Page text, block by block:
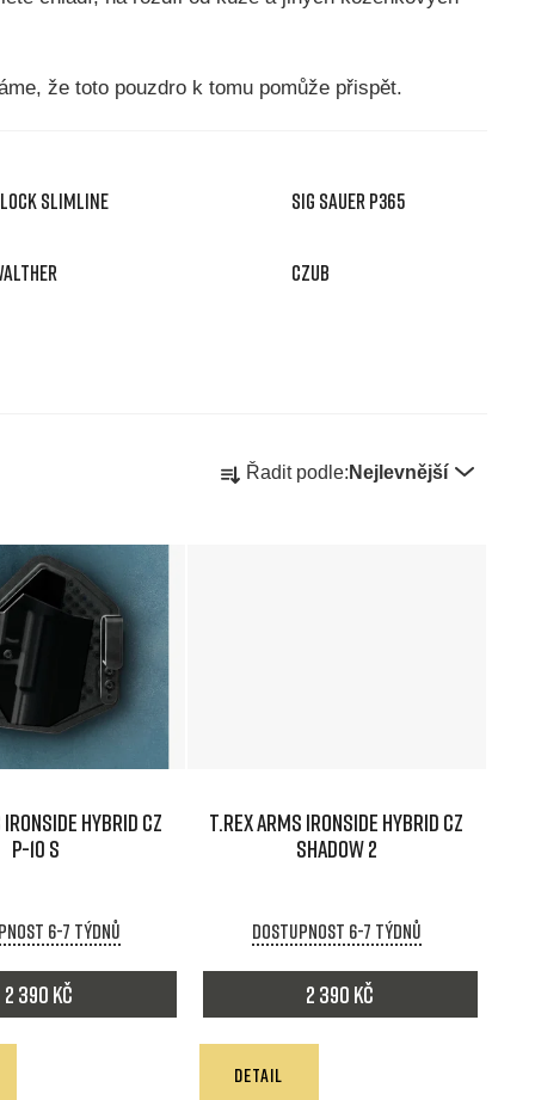
že toto pouzdro k tomu pomůže přispět.
SLIMLINE SIG SAUER P365
CZUB
Ř
p
d
u
k
Řadit podle: Nejlevnější
HYBRID CZ
P-10 S
6-7 týdnů
2 390 Kč
T.REX ARMS IRONSIDE HYBRID CZ
SHADOW 2
Dostupnost 6-7 týdnů
2 390 Kč
DETAIL